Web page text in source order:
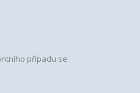
případu se